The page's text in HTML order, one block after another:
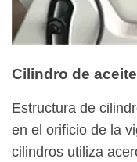
Cilindro de aceite
Estructura de
en el orificio de la
cilindros utiliza